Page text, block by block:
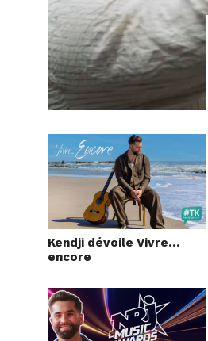
Kendji dévoile Vivre…
encore